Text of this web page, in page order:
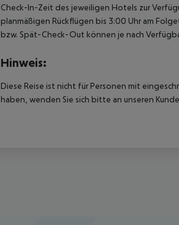
Check-In-Zeit des jeweiligen Hotels zur
planmäßigen Rückflügen bis 3:00 Uhr am
bzw. Spät-Check-Out können je nach
Hinweis:
Diese Reise ist nicht für Personen mit
haben, wenden Sie sich bitte an unseren